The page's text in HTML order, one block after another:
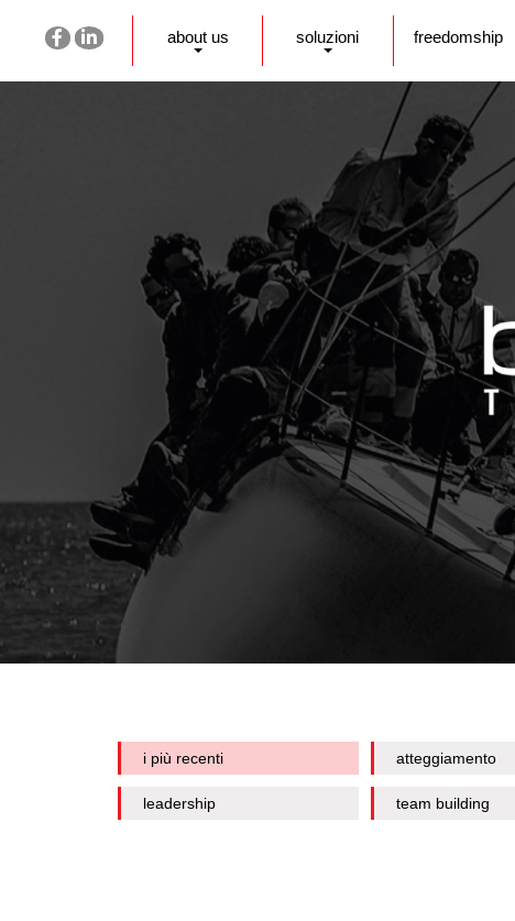
about us soluzioni freedomship
i più recenti atteggiamento
leadership team building